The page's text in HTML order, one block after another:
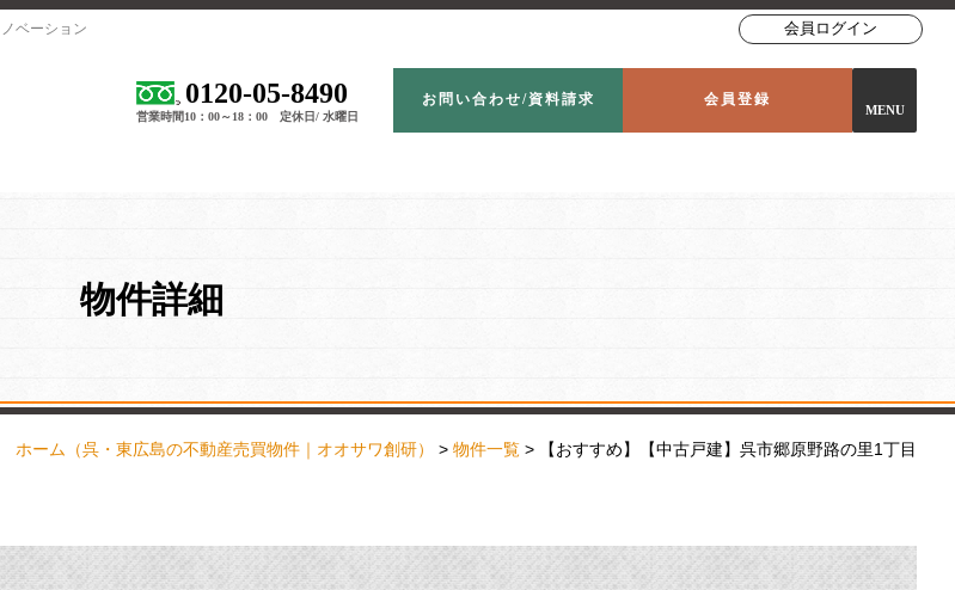
ベーション 会員ログイン
0120-05-8490
営業時間10：00～18：00 定休日/ 水曜日
お問い合わせ/資料請求 会員登録
MENU
物件詳細
ホーム （呉・東広島の不動産売買物件｜オオサワ創研） > 物件一覧 > 【おすすめ】【中古戸建】呉市郷原野路の里1丁目